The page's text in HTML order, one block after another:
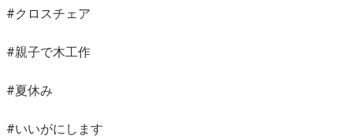
#クロスチェア
#親子で木工作
#夏休み
#いいがにします